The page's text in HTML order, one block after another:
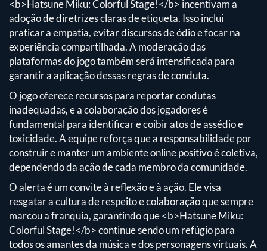
<b>Hatsune Miku: Colorful Stage!</b> incentivam a
adoção de diretrizes claras de etiqueta. Isso inclui
praticar a empatia, evitar discursos de ódio e focar na
experiência compartilhada. A moderação das
plataformas do jogo também será intensificada para
garantir a aplicação dessas regras de conduta.
O jogo oferece recursos para reportar condutas
inadequadas, e a colaboração dos jogadores é
fundamental para identificar e coibir atos de assédio e
toxicidade. A equipe reforça que a responsabilidade por
construir e manter um ambiente online positivo é coletiva,
dependendo da ação de cada membro da comunidade.
O alerta é um convite à reflexão e à ação. Ele visa
resgatar a cultura de respeito e colaboração que sempre
marcou a franquia, garantindo que <b>Hatsune Miku:
Colorful Stage!</b> continue sendo um refúgio para
todos os amantes da música e dos personagens virtuais. A